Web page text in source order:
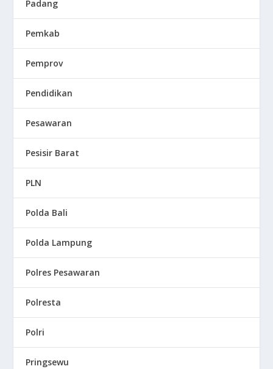
Padang
Pemkab
Pemprov
Pendidikan
Pesawaran
Pesisir Barat
PLN
Polda Bali
Polda Lampung
Polres Pesawaran
Polresta
Polri
Pringsewu